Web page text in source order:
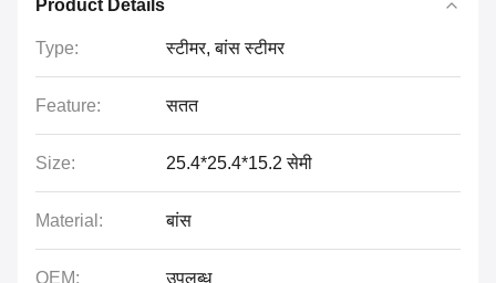
Product Details
Type: स्टीमर, बांस स्टीमर
Feature: सतत
Size: 25.4*25.4*15.2 सेमी
Material: बांस
OEM: उपलब्ध